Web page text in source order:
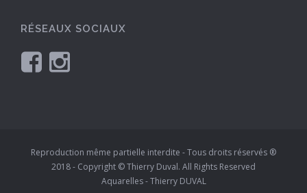
RÉSEAUX SOCIAUX
Reproduction même partielle interdite - Tous droits réservés ®
2018 - Copyright © Thierry Duval. All Rights Reserved
Aquarelles - Thierry DUVAL